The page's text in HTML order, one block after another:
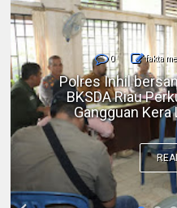
0 fakta
DPC IKADIN
Desak Polda Riau